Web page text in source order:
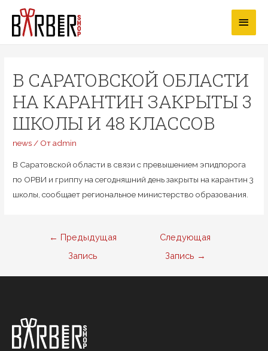
Перейти
содержимому
В САРАТОВСКОЙ ОБЛАСТИ
НА КАРАНТИН ЗАКРЫТЫ 3
ШКОЛЫ И 48 КЛАССОВ
news/ Отadmin
В Саратовской области в связи с превышением эпидпорога
по ОРВИ и гриппу на сегодняшний день закрыты на карантин 3
школы, сообщает региональное министерство образования.
Навигация
← Предыдущая
Запись
Следующая
Запись →